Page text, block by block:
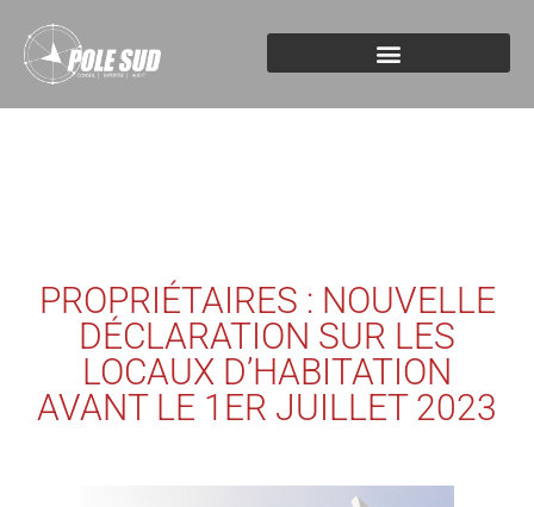
PROPRIÉTAIRES : NOUVELLE
DÉCLARATION SUR LES
LOCAUX D’HABITATION
AVANT LE 1ER JUILLET 2023